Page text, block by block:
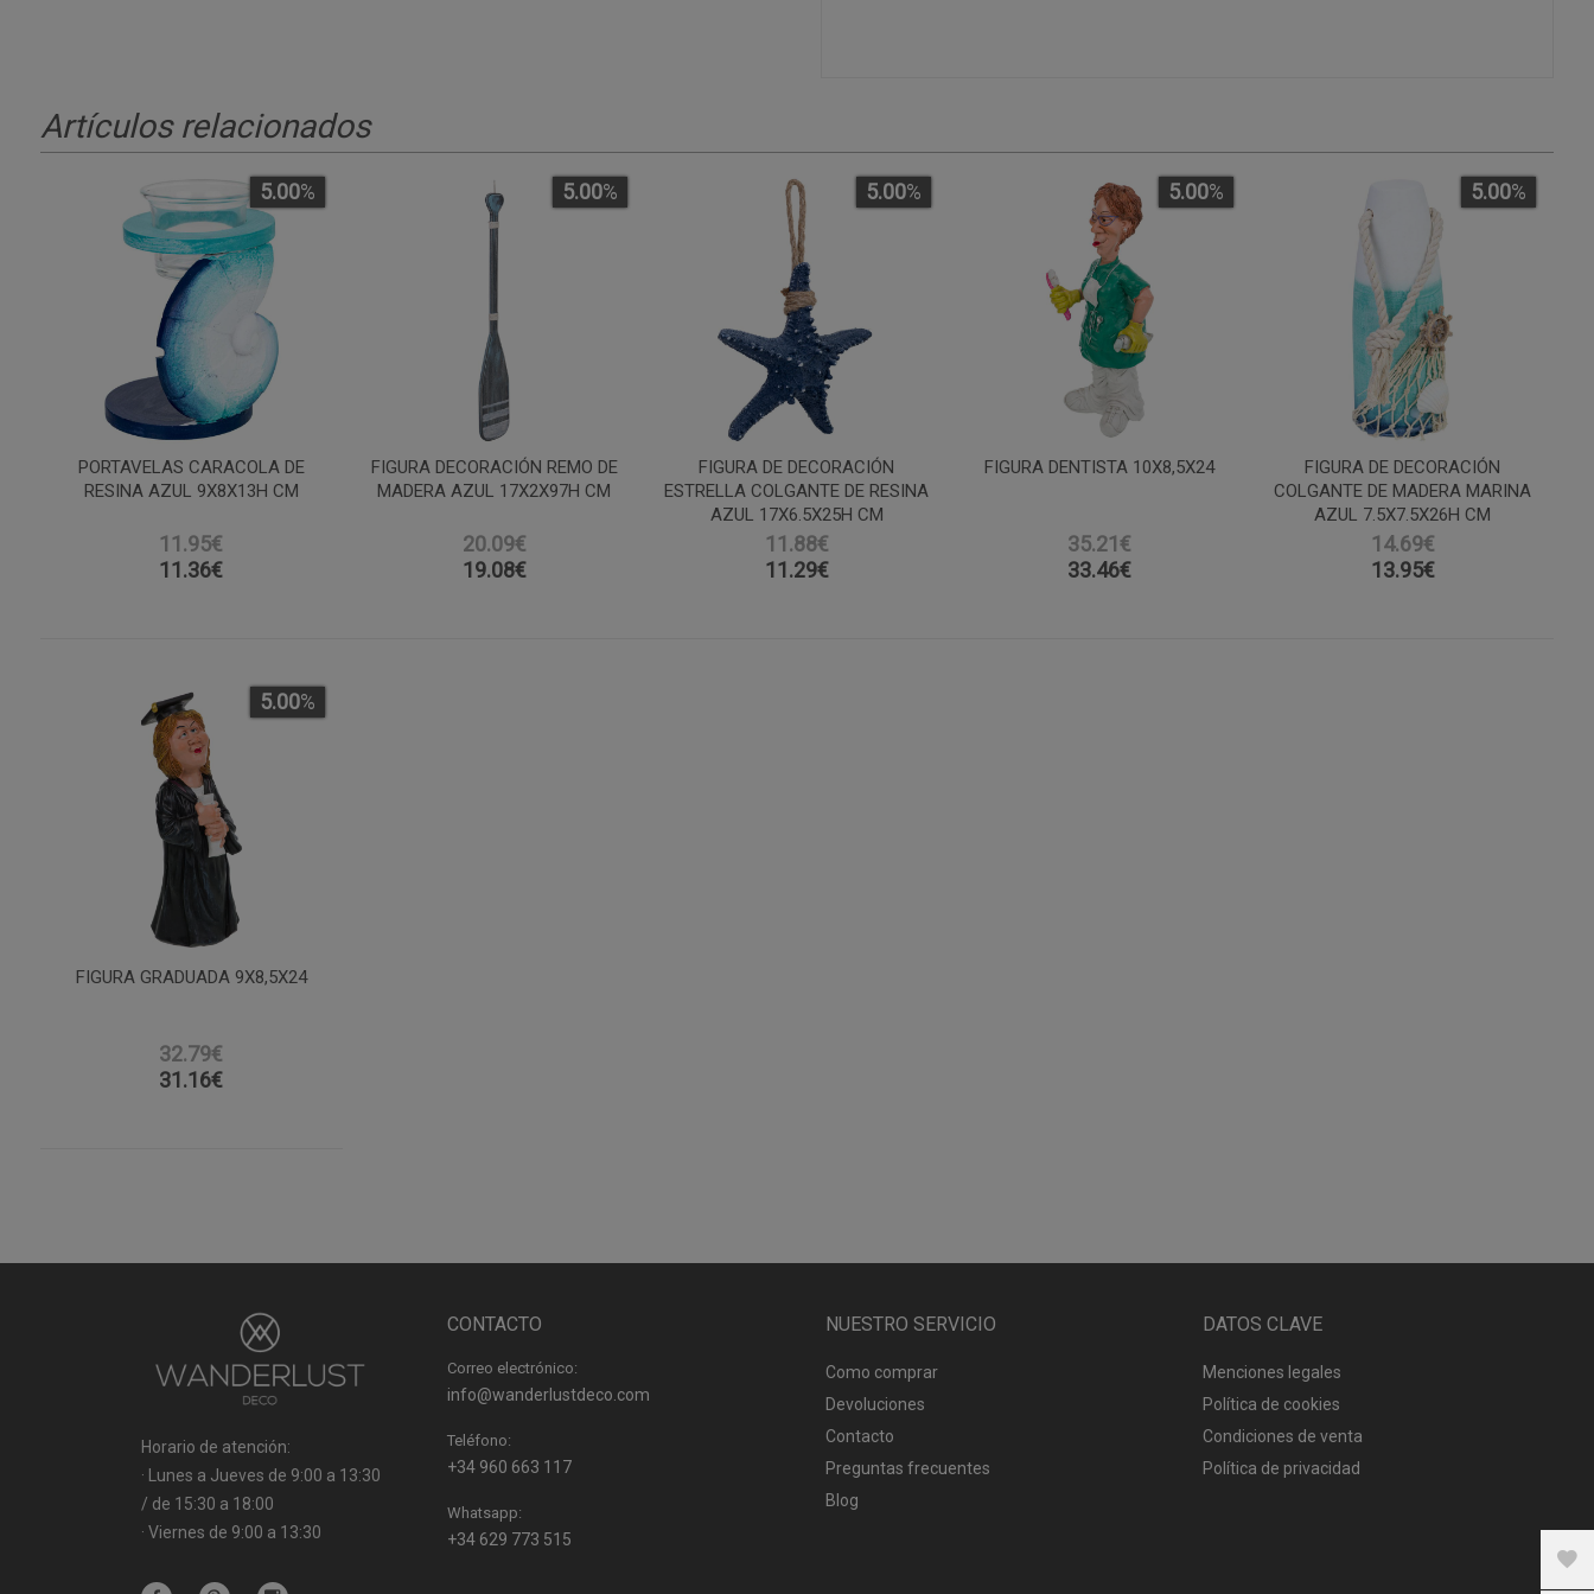
Artículos relacionados
PORTAVELAS CARACOLA DE
RESINA AZUL 9X8X13H CM
11.95€
5.00%
11.36€
FIGURA DECORACIÓN REMO DE
MADERA AZUL 17X2X97H CM
20.09€
5.00%
19.08€
FIGURA DE DECORACIÓN
ESTRELLA COLGANTE DE RESINA
AZUL 17X6.5X25H CM
11.88€
5.00%
11.29€
FIGURA DENTISTA 10X8,5X24
35.21€
5.00%
33.46€
FIGURA DE DECORACIÓN
COLGANTE DE MADERA MARINA
AZUL 7.5X7.5X26H CM
14.69€
5.00%
13.95€
FIGURA GRADUADA 9X8,5X24
32.79€
5.00%
31.16€
Horario de atención:
· Lunes a Jueves de 9:00 a 13:30
/ de 15:30 a 18:00
· Viernes de 9:00 a 13:30
CONTACTO
Correo electrónico:
info@wanderlustdeco.com
Teléfono:
+34 960 663 117
Whatsapp:
+34 629 773 515
NUESTRO SERVICIO
Como comprar
Devoluciones
Contacto
Preguntas frecuentes
Blog
DATOS CLAVE
Menciones legales
Política de cookies
Condiciones de venta
Política de privacidad